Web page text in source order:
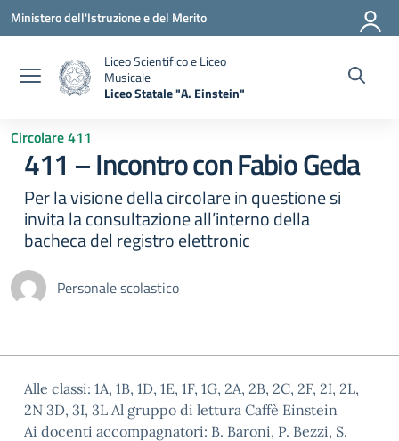
Vai ai contenuti
Vai al menu di navigazione
Vai al footer
Ministero dell'Istruzione e del Merito
Liceo Scientifico e Liceo
Musicale
Liceo Statale "A. Einstein"
Circolare 411
411 – Incontro con Fabio Geda
Per la visione della circolare in questione si
invita la consultazione all’interno della
bacheca del registro elettronic
Personale scolastico
Alle classi: 1A, 1B, 1D, 1E, 1F, 1G, 2A, 2B, 2C, 2F, 2I, 2L,
2N 3D, 3I, 3L Al gruppo di lettura Caffè Einstein
Ai docenti accompagnatori: B. Baroni, P. Bezzi, S.